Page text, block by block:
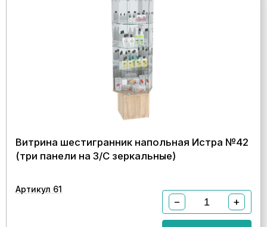
Витрина шестигранник напольная Истра №42
(три панели на З/C зеркальные)
Артикул 61
− +